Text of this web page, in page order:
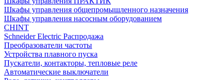
Шкафы управления общепромышленного назначения
Шкафы управления насосным оборудованием
CHINT
Schneider Electric Распродажа
Преобразователи частоты
Устройства плавного пуска
Пускатели, контакторы, тепловые реле
Автоматические выключатели